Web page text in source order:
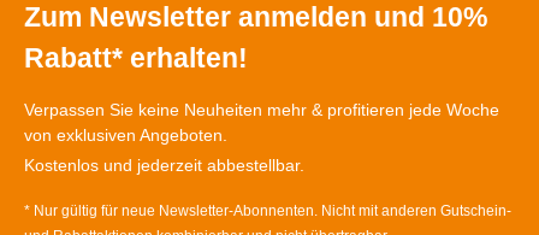
Zum Newsletter anmelden und 10%
Rabatt* erhalten!
Verpassen Sie keine Neuheiten mehr & profitieren jede Woche
von exklusiven Angeboten.
Kostenlos und jederzeit abbestellbar.
* Nur gültig für neue Newsletter-Abonnenten. Nicht mit anderen Gutschein-